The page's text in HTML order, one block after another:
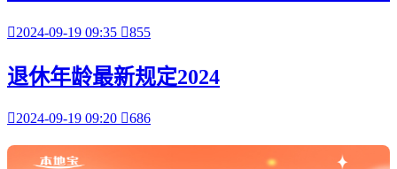
2024-09-19 09:35 855
退休年龄最新规定2024
2024-09-19 09:20 686